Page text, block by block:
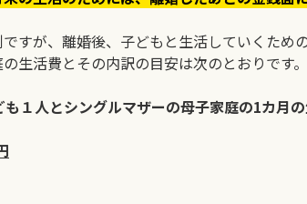
すが、離婚後、子どもと生活していくた
生活費とその内訳の目安は次のとおりです。
も１人とシングルマザーの母子家庭の1カ月の